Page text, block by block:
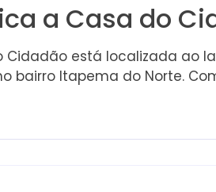
a Casa do
Cidadão está localizada ao
no bairro Itapema do Norte.